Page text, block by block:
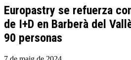
Europastry se refuerza
de I+D en Barberà del
90 personas